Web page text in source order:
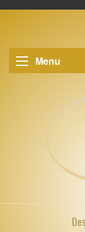
Menu